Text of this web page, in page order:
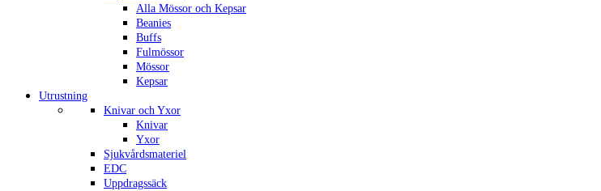
Alla Mössor och Kepsar
Beanies
Buffs
Fulmössor
Mössor
Kepsar
Utrustning
Knivar och Yxor
Knivar
Yxor
Sjukvårdsmateriel
EDC
Uppdragssäck